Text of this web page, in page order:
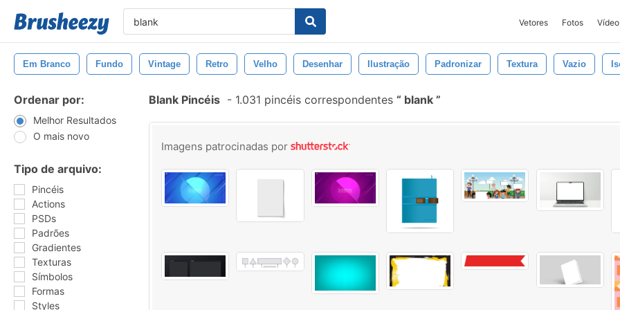
Vetores Fotos Vídeo
Em Branco Fundo Vintage Retro Velho Desenhar Ilustração Padronizar Textura Vazio
Ordenar por:
Melhor Resultados
O mais novo
Tipo de arquivo:
Pincéis
Actions
PSDs
Padrões
Gradientes
Texturas
Símbolos
Formas
Styles
Blank Pincéis - 1.031 pincéis correspondentes blank
Imagens patrocinadas por